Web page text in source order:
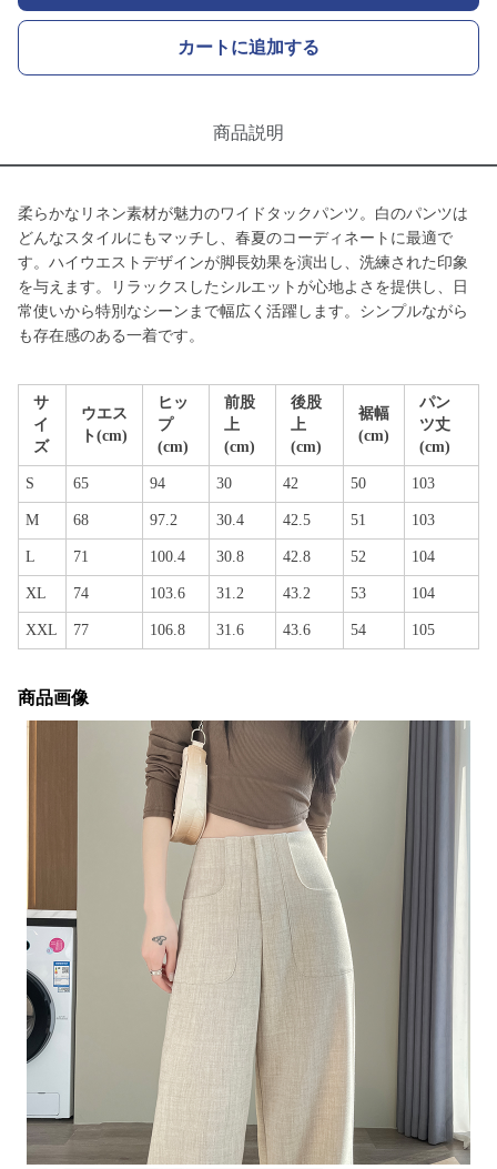
カートに追加する
商品説明
柔らかなリネン素材が魅力のワイドタックパンツ。白のパンツは
どんなスタイルにもマッチし、春夏のコーディネートに最適で
す。ハイウエストデザインが脚長効果を演出し、洗練された印象
を与えます。リラックスしたシルエットが心地よさを提供し、日
常使いから特別なシーンまで幅広く活躍します。シンプルながら
も存在感のある一着です。
サ
イ
ズ
ウエス
ト(cm)
ヒッ
プ
(cm)
前股
上
(cm)
後股
上
(cm)
裾幅
(cm)
パン
ツ丈
(cm)
S 65 94 30 42 50 103
M 68 97.2 30.4 42.5 51 103
L 71 100.4 30.8 42.8 52 104
XL 74 103.6 31.2 43.2 53 104
XXL 77 106.8 31.6 43.6 54 105
商品画像